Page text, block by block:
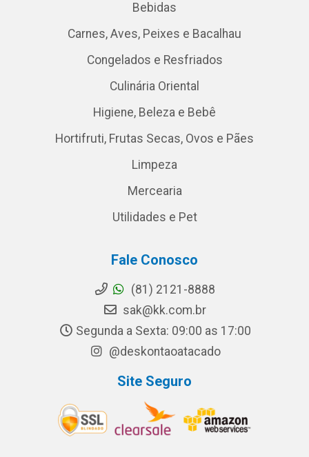
Bebidas
Carnes, Aves, Peixes e Bacalhau
Congelados e Resfriados
Culinária Oriental
Higiene, Beleza e Bebê
Hortifruti, Frutas Secas, Ovos e Pães
Limpeza
Mercearia
Utilidades e Pet
Fale Conosco
(81) 2121-8888
sak@kk.com.br
Segunda a Sexta: 09:00 as 17:00
@deskontaoatacado
Site Seguro